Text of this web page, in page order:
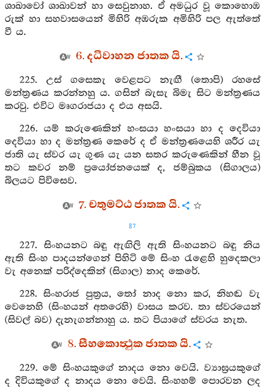
ශාඛාවෝ ශාඛාවන් හා සෙවුනාහ. ඒ අමධුර වූ කොහොඹ
රුක් හා සහවාසයෙන් මිහිරි අඹරුක අමිහිරි පල ඇත්තේ
වී ය.
6. දධිවාහන ජාතක යි.
225. උස් ගසෙකැ වෙළපට නැඟී (තොපි) රහසේ
මන්ත්‍රණය කරන්නහු ය. ගසින් බැසැ බිමැ සිට මන්ත්‍රණය
කරවු. එවිට මෘගරාජයා ද එය අසයි.
226. යම් කරුණෙකින් හංසයා හංසයා හා ද දෙවියා
දෙවියා හා ද මන්ත්‍රණ කෙරේ ද ඒ මන්ත්‍රණයෙහි ශරීර යැ
ජාති යැ ස්‍වර යැ ගුණ යැ යන සතර කරුණෙකින් හීන වූ
තට කවර නම් ප්‍රයෝජනයෙක් ද, ජම්බුකය (සිගාලය)
බිලයට පිවිසෙව.
7. චතුමට්ඨ ජාතක යි.
87
227. සිංහයනට බඳු ඇඟිලි ඇති සිංහයනට බඳු නිය
ඇති සිංහ පාදයන්ගෙන් පිහිටි මේ සිංහ රැළෙහි හුදෙකලා
වැ අනෙක් පරිද්දෙකින් (සිගාල) නාද කෙරේ.
228. සිංහරාජ පුත්‍රය, තෝ නාද නො කර, නිහඬ වැ
වෙනෙහි (සිංහයන් අතරෙහි) වාසය කරව. තා ස්වරයෙන්
(සිවල් බව) දැනැගන්නාහු ය. තට පියාගේ ස්වරය නැත.
8. සීහකොත්‍ථුක ජාතක යි.
229. මේ සිංහයකුගේ නාදය නො වෙයි. ව්‍යාඝ්‍රයකුගේ
ද දිවියකුගේ ද නාදය නො වෙයි. සිංහහම් පොරවන ලද